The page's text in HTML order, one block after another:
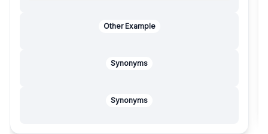
Other Example
Synonyms
Synonyms